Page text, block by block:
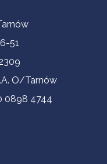
51
O/Tarnów
0898 4744